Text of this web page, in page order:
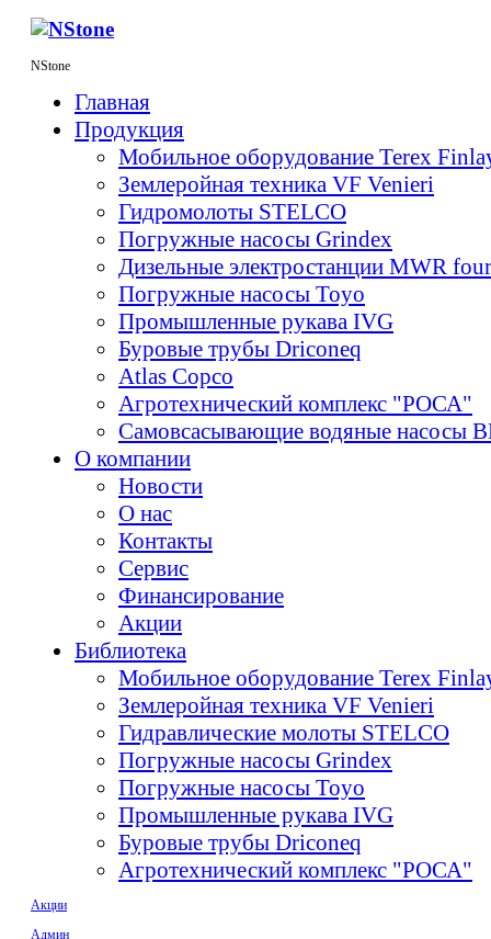
NStone
Главная
Продукция
Мобильное оборудование Terex
Землеройная техника VF Venieri
Гидромолоты STELCO
Погружные насосы Grindex
Дизельные электростанции MWR
Погружные насосы Toyo
Промышленные рукава IVG
Буровые трубы Driconeq
Atlas Copco
Агротехнический комплекс "РОСА"
Самовсасывающие водяные насосы
О компании
Новости
О нас
Контакты
Сервис
Финансирование
Акции
Библиотека
Мобильное оборудование Terex
Землеройная техника VF Venieri
Гидравлические молоты STELCO
Погружные насосы Grindex
Погружные насосы Toyo
Промышленные рукава IVG
Буровые трубы Driconeq
Агротехнический комплекс "РОСА"
Акции
Админ